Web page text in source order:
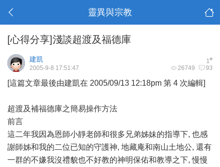
靈異與宗教
[心得分享]淺談超渡及福德庫
1#
建凱
26749 93
2005-9-8 17:51:47
[這篇文章最後由建凱在 2005/09/13 12:18pm 第 4 次編輯]
超渡及補福德庫之簡易操作方法
前言
這二年我因為恩師小靜老師和很多兄弟姊妹的指導下, 也感
謝師姊和我的二位已知的守護神, 地藏庵和南山土地公, 還有
一群的不嫌我沒禮貌也不好教的神明保佑和教導之下, 慢慢